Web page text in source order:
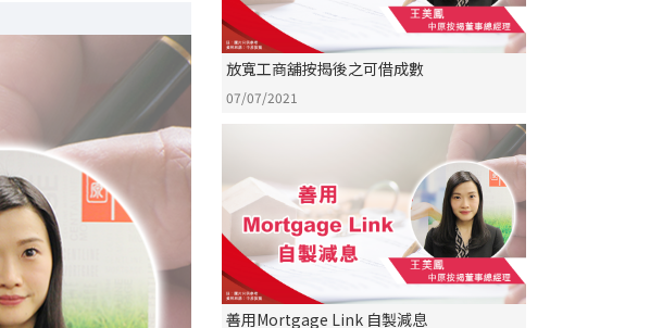
放寬工商舖按揭後之可借成數
07/07/2021
善用Mortgage Link 自製減息